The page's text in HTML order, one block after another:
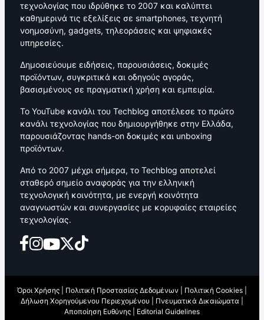
τεχνολογίας που ιδρύθηκε το 2007 και καλύπτει
καθημερινά τις εξελίξεις σε smartphones, τεχνητή
νοημοσύνη, gadgets, τηλεοράσεις και ψηφιακές
υπηρεσίες.
Δημοσιεύουμε ειδήσεις, παρουσιάσεις, δοκιμές
προϊόντων, συγκριτικά και οδηγούς αγοράς,
βασισμένους σε πραγματική χρήση και εμπειρία.
Το YouTube κανάλι του Techblog αποτέλεσε το πρώτο
κανάλι τεχνολογίας που δημιουργήθηκε στην Ελλάδα,
παρουσιάζοντας hands-on δοκιμές και unboxing
προϊόντων.
Από το 2007 μέχρι σήμερα, το Techblog αποτελεί
σταθερό σημείο αναφοράς για την ελληνική
τεχνολογική κοινότητα, με ενεργή κοινότητα
αναγνωστών και συνεργασίες με κορυφαίες εταιρείες
τεχνολογίας.
Όροι Χρήσης Πολιτική Προστασίας Δεδομένων Πολιτική Cookies
Δήλωση Χορηγούμενου Περιεχομένου
Πνευματικά Δικαιώματα
Αποποίηση Ευθύνης
Editorial Guidelines